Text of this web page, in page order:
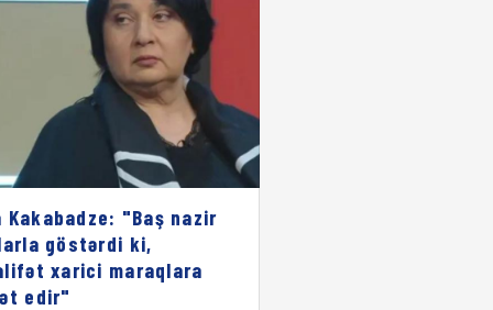
Kakabadze: "Baş nazir
göstərdi ki,
xarici maraqlara
edir"